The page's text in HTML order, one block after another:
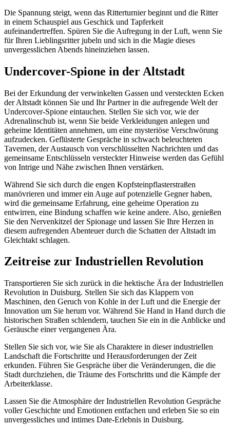
Die Spannung steigt, wenn das Ritterturnier beginnt und die Ritter
in einem Schauspiel aus Geschick und Tapferkeit
aufeinandertreffen. Spüren Sie die Aufregung in der Luft, wenn Sie
für Ihren Lieblingsritter jubeln und sich in die Magie dieses
unvergesslichen Abends hineinziehen lassen.
Undercover-Spione in der Altstadt
Bei der Erkundung der verwinkelten Gassen und versteckten Ecken
der Altstadt können Sie und Ihr Partner in die aufregende Welt der
Undercover-Spione eintauchen. Stellen Sie sich vor, wie der
Adrenalinschub ist, wenn Sie beide Verkleidungen anlegen und
geheime Identitäten annehmen, um eine mysteriöse Verschwörung
aufzudecken. Geflüsterte Gespräche in schwach beleuchteten
Tavernen, der Austausch von verschlüsselten Nachrichten und das
gemeinsame Entschlüsseln versteckter Hinweise werden das Gefühl
von Intrige und Nähe zwischen Ihnen verstärken.
Während Sie sich durch die engen Kopfsteinpflasterstraßen
manövrieren und immer ein Auge auf potenzielle Gegner haben,
wird die gemeinsame Erfahrung, eine geheime Operation zu
entwirren, eine Bindung schaffen wie keine andere. Also, genießen
Sie den Nervenkitzel der Spionage und lassen Sie Ihre Herzen in
diesem aufregenden Abenteuer durch die Schatten der Altstadt im
Gleichtakt schlagen.
Zeitreise zur Industriellen Revolution
Transportieren Sie sich zurück in die hektische Ära der Industriellen
Revolution in Duisburg. Stellen Sie sich das Klappern von
Maschinen, den Geruch von Kohle in der Luft und die Energie der
Innovation um Sie herum vor. Während Sie Hand in Hand durch die
historischen Straßen schlendern, tauchen Sie ein in die Anblicke und
Geräusche einer vergangenen Ära.
Stellen Sie sich vor, wie Sie als Charaktere in dieser industriellen
Landschaft die Fortschritte und Herausforderungen der Zeit
erkunden. Führen Sie Gespräche über die Veränderungen, die die
Stadt durchziehen, die Träume des Fortschritts und die Kämpfe der
Arbeiterklasse.
Lassen Sie die Atmosphäre der Industriellen Revolution Gespräche
voller Geschichte und Emotionen entfachen und erleben Sie so ein
unvergessliches und intimes Date-Erlebnis in Duisburg.